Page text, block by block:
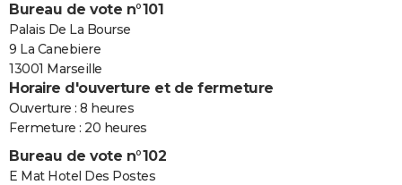
Bureau de vote n°101
Palais De La Bourse
9 La Canebiere
13001 Marseille
Horaire d'ouverture et de fermeture
Ouverture : 8 heures
Fermeture : 20 heures
Bureau de vote n°102
E Mat Hotel Des Postes